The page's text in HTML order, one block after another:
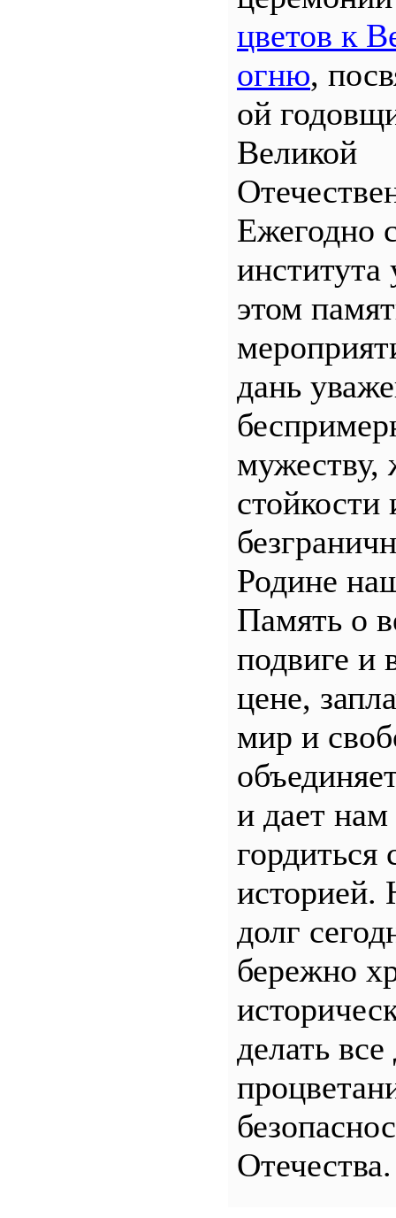
цветов к
огню,
ой
Великой
Ежегодно
института
этом
дань
мужеству,
стойкости
Родине
Память о
подвиге и
цене,
мир и
и дает
гордиться
долг
бережно
делать все
Отечества.